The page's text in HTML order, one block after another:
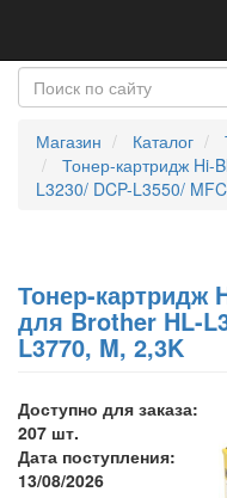
Магазин Каталог
Тонер-картридж Hi-
L3230/ DCP-L3550/
Тонер-картридж
для Brother HL-
L3770, M, 2,3K
Доступно для заказа:
207 шт.
Дата поступления:
13/08/2026